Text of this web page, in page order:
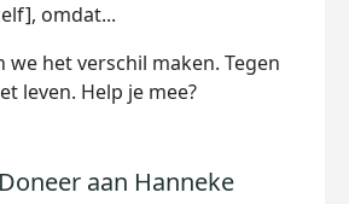
omdat...
we het verschil maken. Tegen
leven. Help je mee?
Doneer aan Hanneke